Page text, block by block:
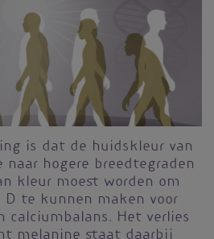
is dat de huidskleur van
naar hogere breedtegraden
kleur moest worden om
D te kunnen maken voor
calciumbalans. Het verlies
melanine staat daarbij